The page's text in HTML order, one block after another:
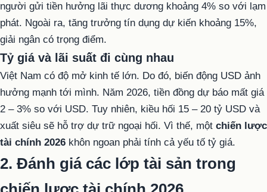
người gửi tiền hưởng lãi thực dương khoảng 4% so với lạm
phát. Ngoài ra, tăng trưởng tín dụng dự kiến khoảng 15%,
giải ngân có trọng điểm.
Tỷ giá và lãi suất đi cùng nhau
Việt Nam có độ mở kinh tế lớn. Do đó, biến động USD ảnh
hưởng mạnh tới mình. Năm 2026, tiền đồng dự báo mất giá
2 – 3% so với USD. Tuy nhiên, kiều hối 15 – 20 tỷ USD và
xuất siêu sẽ hỗ trợ dự trữ ngoại hối. Vì thế, một chiến lược
tài chính 2026 khôn ngoan phải tính cả yếu tố tỷ giá.
2. Đánh giá các lớp tài sản trong